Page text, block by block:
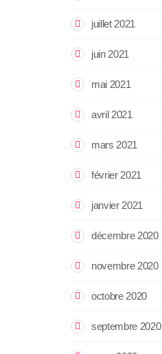
juillet 2021
juin 2021
mai 2021
avril 2021
mars 2021
février 2021
janvier 2021
décembre 2020
novembre 2020
octobre 2020
septembre 2020